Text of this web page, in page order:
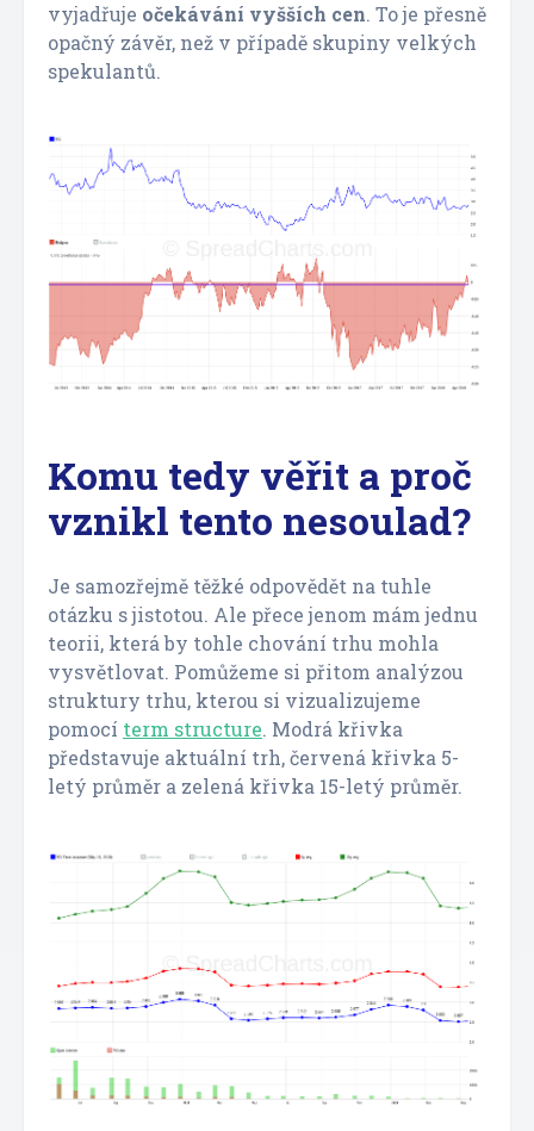
vyjadřuje očekávání vyšších cen. To je přesně
opačný závěr, než v případě skupiny velkých
spekulantů.
Komu tedy věřit a proč
vznikl tento nesoulad?
Je samozřejmě těžké odpovědět na tuhle
otázku s jistotou. Ale přece jenom mám jednu
teorii, která by tohle chování trhu mohla
vysvětlovat. Pomůžeme si přitom analýzou
struktury trhu, kterou si vizualizujeme
pomocí term structure. Modrá křivka
představuje aktuální trh, červená křivka 5-
letý průměr a zelená křivka 15-letý průměr.